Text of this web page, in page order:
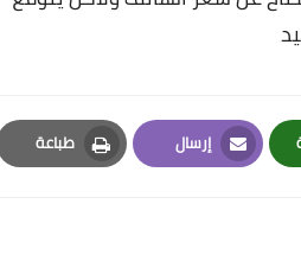
إرسال
Email
طباعة
Print